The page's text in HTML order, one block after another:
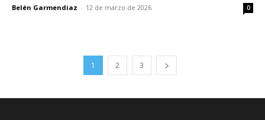
Belén Garmendiaz - 12 de marzo de 2026 0
1 2 3